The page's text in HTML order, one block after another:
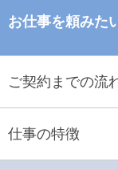
お仕事を頼みた
ご契約までの流
仕事の特徴